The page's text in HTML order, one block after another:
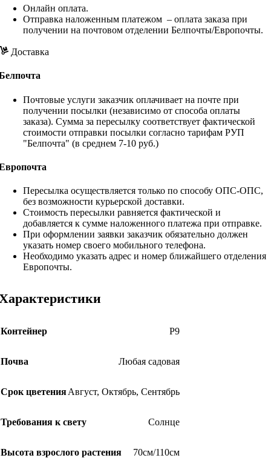
Онлайн оплата.
Отправка наложенным платежом – оплата заказа при
получении на почтовом отделении Белпочты/Европочты.
Доставка
Почтовые услуги заказчик оплачивает на почте при
получении посылки (независимо от способа оплаты
заказа). Сумма за пересылку соответствует фактической
стоимости отправки посылки согласно тарифам РУП
"Белпочта" (в среднем 7-10 руб.)
Пересылка осуществляется только по способу ОПС-ОПС,
без возможности курьерской доставки.
Стоимость пересылки равняется фактической и
добавляется к сумме наложенного платежа при отправке.
При оформлении заявки заказчик обязательно должен
указать номер своего мобильного телефона.
Необходимо указать адрес и номер ближайшего отделения
Европочты.
Контейнер Р9
Почва Любая садовая
Срок цветенияАвгуст, Октябрь, Сентябрь
Требования к свету Солнце
Высота взрослого растения 70см/110см